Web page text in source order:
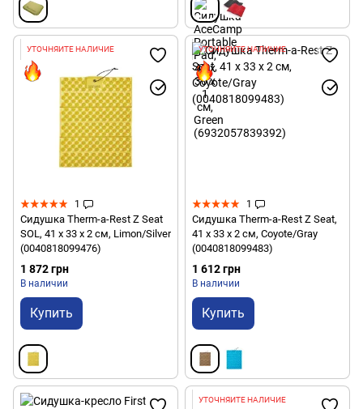
УТОЧНЯЙТЕ НАЛИЧИЕ
1
Сидушка Therm-a-Rest Z Seat
SOL, 41 х 33 x 2 см, Limon/Silver
(0040818099476)
1 872 грн
В наличии
Купить
УТОЧНЯЙТЕ НАЛИЧИЕ
1
Сидушка Therm-a-Rest Z Seat,
41 х 33 x 2 см, Coyote/Gray
(0040818099483)
1 612 грн
В наличии
Купить
УТОЧНЯЙТЕ НАЛИЧИЕ